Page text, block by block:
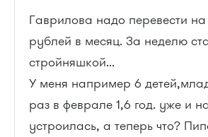
Гаврилова надо перевести
рублей в месяц. За неделю
стройняшкой...
У меня например 6
раз в феврале 1,6 год. уже и
устроилась, а теперь что?